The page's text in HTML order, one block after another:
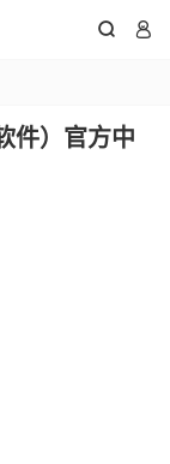
 
件）官方中